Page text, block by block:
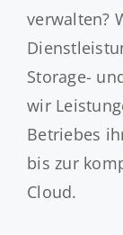
verwalten?
Storage-
wir
Betriebes
bis zur
Cloud.